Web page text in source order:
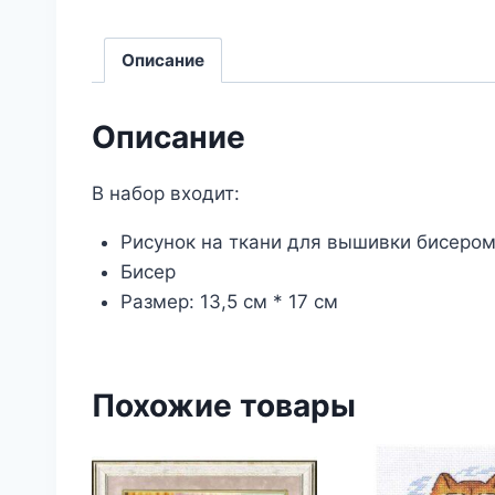
Описание
Описание
В набор входит:
Рисунок на ткани для вышивки бисером
Бисер
Размер: 13,5 см * 17 см
Похожие товары